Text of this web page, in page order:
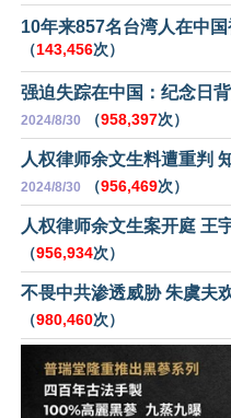
10年来857名台湾人在中
（143,456次）
强迫失踪在中国：纪念日
2024/8/30 （958,397次）
人权律师余文生料遭重判
2024/8/30 （956,469次）
人权律师余文生案开庭 王
（956,934次）
不畏中共渗透威胁 朱虞夫
（980,460次）